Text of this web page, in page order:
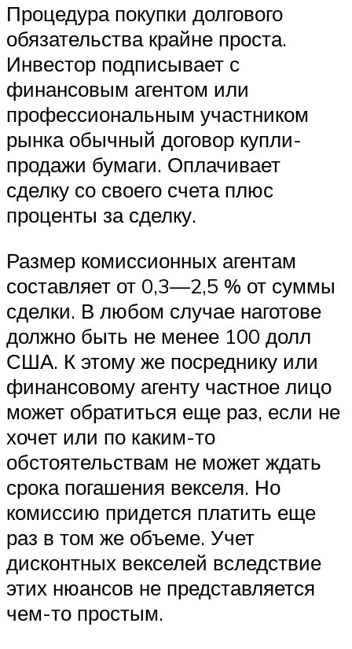
Процедура покупки долгового
обязательства крайне проста.
Инвестор подписывает с
финансовым агентом или
профессиональным участником
рынка обычный договор купли-
продажи бумаги. Оплачивает
сделку со своего счета плюс
проценты за сделку.
Размер комиссионных агентам
составляет от 0,3—2,5 % от суммы
сделки. В любом случае наготове
должно быть не менее 100 долл
США. К этому же посреднику или
финансовому агенту частное лицо
может обратиться еще раз, если не
хочет или по каким-то
обстоятельствам не может ждать
срока погашения векселя. Но
комиссию придется платить еще
раз в том же объеме. Учет
дисконтных векселей вследствие
этих нюансов не представляется
чем-то простым.